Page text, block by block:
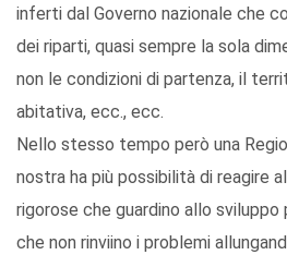
inferti dal Governo nazionale che
dei riparti, quasi sempre la sola
non le condizioni di partenza, il
abitativa, ecc., ecc.
Nello stesso tempo però una
nostra ha più possibilità di reagire
rigorose che guardino allo sviluppo
che non rinviino i problemi